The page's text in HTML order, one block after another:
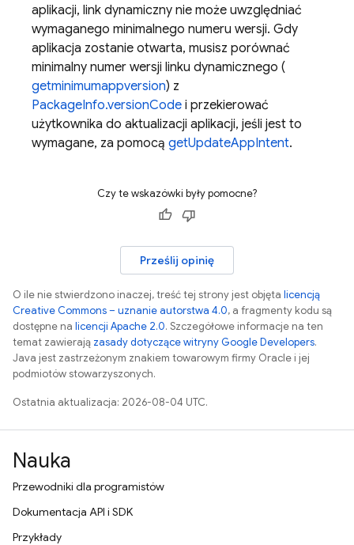
aplikacji, link dynamiczny nie może uwzględniać
wymaganego minimalnego numeru wersji. Gdy
aplikacja zostanie otwarta, musisz porównać
minimalny numer wersji linku dynamicznego (
getminimumappversion) z
PackageInfo.versionCode i przekierować
użytkownika do aktualizacji aplikacji, jeśli jest to
wymagane, za pomocą getUpdateAppIntent.
Czy te wskazówki były pomocne?
Prześlij opinię
O ile nie stwierdzono inaczej, treść tej strony jest objęta licencją
Creative Commons – uznanie autorstwa 4.0, a fragmenty kodu są
dostępne na licencji Apache 2.0. Szczegółowe informacje na ten
temat zawierają zasady dotyczące witryny Google Developers.
Java jest zastrzeżonym znakiem towarowym firmy Oracle i jej
podmiotów stowarzyszonych.
Ostatnia aktualizacja: 2026-08-04 UTC.
Nauka
Przewodniki dla programistów
Dokumentacja API i SDK
Przykłady